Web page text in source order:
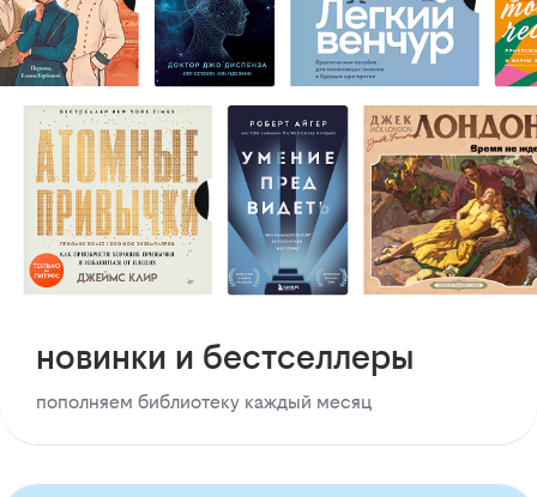
новинки и бестселлеры
пополняем библиотеку каждый месяц